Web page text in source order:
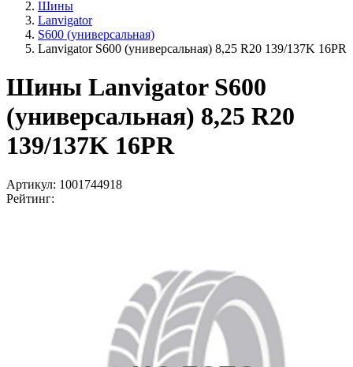
Шины
Lanvigator
S600 (универсальная)
Lanvigator S600 (универсальная) 8,25 R20 139/137K 16PR
Шины Lanvigator S600
(универсальная) 8,25 R20
139/137K 16PR
Артикул: 1001744918
Рейтинг: